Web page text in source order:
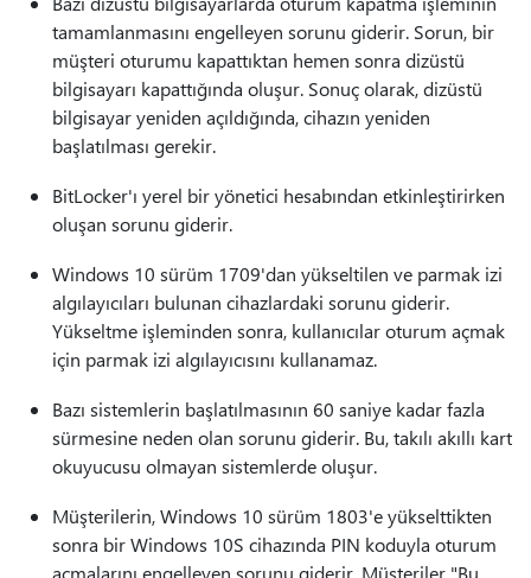
tamamlanmasını engelleyen sorunu giderir. Sorun, bir
müşteri oturumu kapattıktan hemen sonra dizüstü
bilgisayarı kapattığında oluşur. Sonuç olarak, dizüstü
bilgisayar yeniden açıldığında, cihazın yeniden
başlatılması gerekir.
BitLocker'ı yerel bir yönetici hesabından etkinleştirirken
oluşan sorunu giderir.
Windows 10 sürüm 1709'dan yükseltilen ve parmak izi
algılayıcıları bulunan cihazlardaki sorunu giderir.
Yükseltme işleminden sonra, kullanıcılar oturum açmak
için parmak izi algılayıcısını kullanamaz.
Bazı sistemlerin başlatılmasının 60 saniye kadar fazla
sürmesine neden olan sorunu giderir. Bu, takılı akıllı kart
okuyucusu olmayan sistemlerde oluşur.
Müşterilerin, Windows 10 sürüm 1803'e yükselttikten
sonra bir Windows 10S cihazında PIN koduyla oturum
açmalarını engelleyen sorunu giderir. Müşteriler "Bu